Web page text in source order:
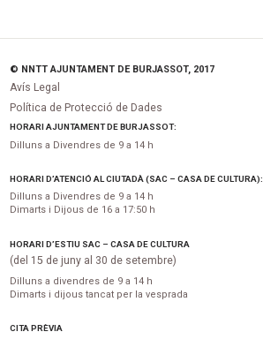
© NNTT AJUNTAMENT DE BURJASSOT, 2017
Avís Legal
Política de Protecció de Dades
HORARI AJUNTAMENT DE BURJASSOT:
Dilluns a Divendres de 9 a 14 h
HORARI D’ATENCIÓ AL CIUTADÀ (SAC – CASA DE CULTURA):
Dilluns a Divendres de 9 a 14 h
Dimarts i Dijous de 16 a 17:50 h
HORARI D’ESTIU SAC – CASA DE CULTURA
(del 15 de juny al 30 de setembre)
Dilluns a divendres de 9 a 14 h
Dimarts i dijous tancat per la vesprada
CITA PRÈVIA